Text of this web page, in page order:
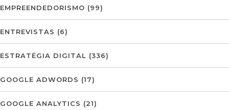
EMPREENDEDORISMO (99)
ENTREVISTAS (6)
ESTRATÉGIA DIGITAL (336)
GOOGLE ADWORDS (17)
GOOGLE ANALYTICS (21)